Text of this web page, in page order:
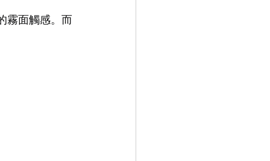
LEOWL IN EYE
霧面觸感。而